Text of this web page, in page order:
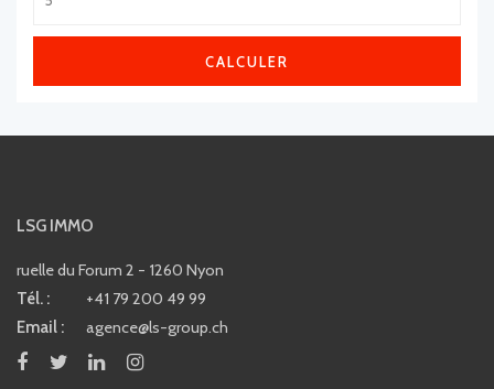
CALCULER
LSG IMMO
ruelle du Forum 2 - 1260 Nyon
Tél. :
+41 79 200 49 99
Email :
agence@ls-group.ch